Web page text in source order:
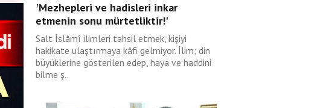
'Mezhepleri ve hadisleri inkar
etmenin sonu mürtetliktir!'
Salt İslâmî ilimleri tahsil etmek, kişiyi
hakikate ulaştırmaya kâfi gelmiyor. İlim; din
büyüklerine gösterilen edep, haya ve haddini
bilme ş..